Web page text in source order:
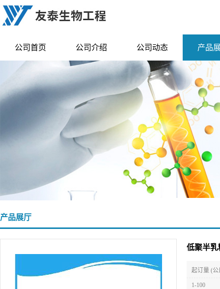
公司首页 公司介绍 公司动态 产品
产品展厅
低聚半乳
起订量 (公
1-100